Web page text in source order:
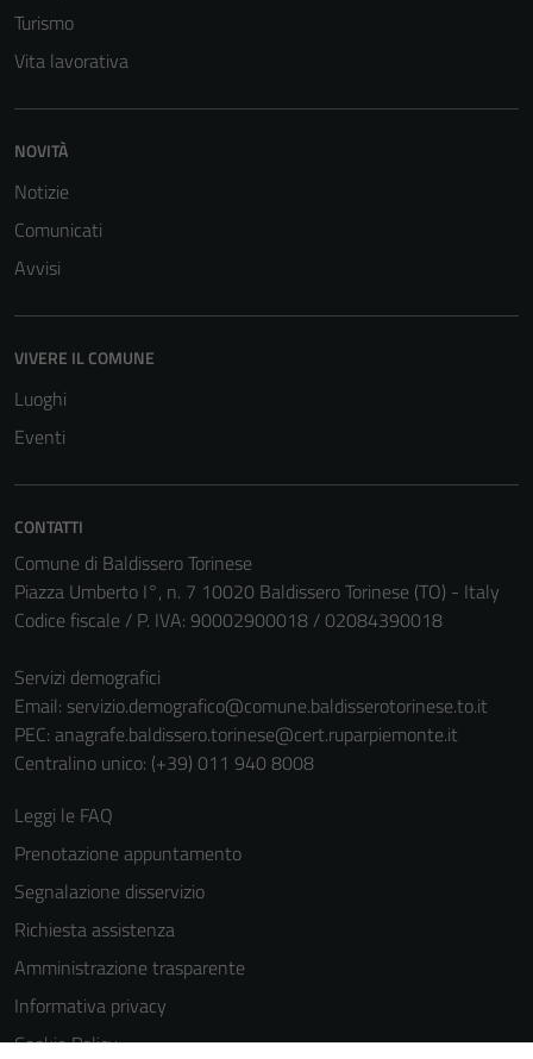
Turismo
Vita lavorativa
NOVITÀ
Notizie
Comunicati
Avvisi
VIVERE IL COMUNE
Luoghi
Eventi
CONTATTI
Comune di Baldissero Torinese
Piazza Umberto I°, n. 7 10020 Baldissero Torinese (TO) - Italy
Codice fiscale / P. IVA: 90002900018 / 02084390018
Servizi demografici
Email: servizio.demografico@comune.baldisserotorinese.to.it
PEC: anagrafe.baldissero.torinese@cert.ruparpiemonte.it
Centralino unico: (+39) 011 940 8008
Leggi le FAQ
Prenotazione appuntamento
Segnalazione disservizio
Richiesta assistenza
Amministrazione trasparente
Informativa privacy
Cookie Policy
del sito e non